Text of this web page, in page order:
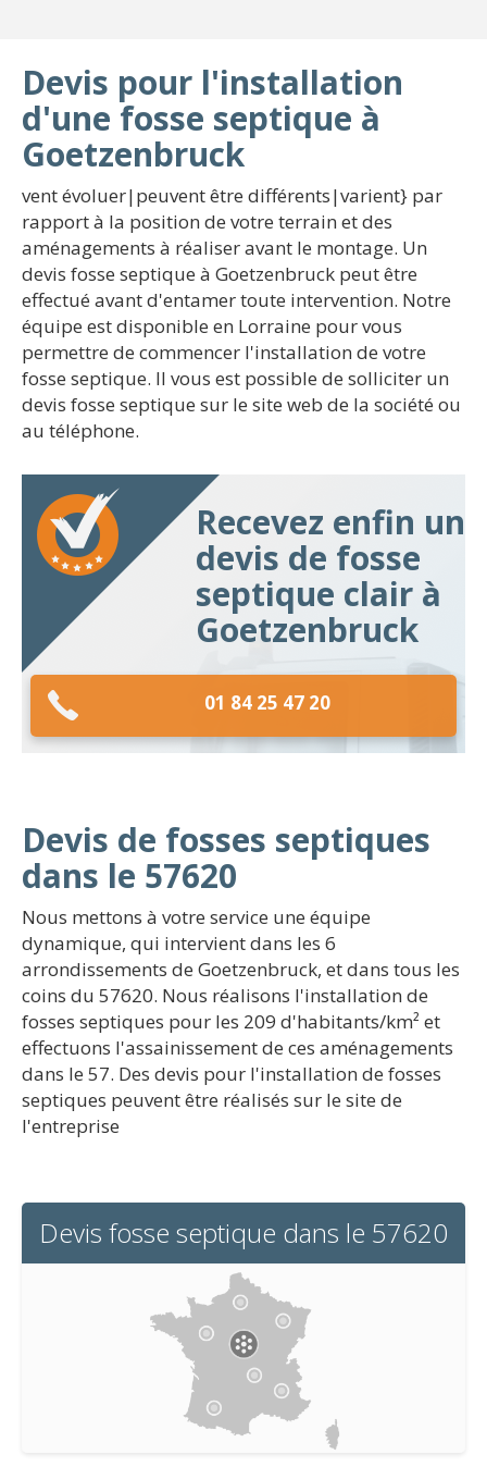
Devis pour l'installation
d'une fosse septique à
Goetzenbruck
vent évoluer|peuvent être différents|varient} par
rapport à la position de votre terrain et des
aménagements à réaliser avant le montage. Un
devis fosse septique à Goetzenbruck peut être
effectué avant d'entamer toute intervention. Notre
équipe est disponible en Lorraine pour vous
permettre de commencer l'installation de votre
fosse septique. Il vous est possible de solliciter un
devis fosse septique sur le site web de la société ou
au téléphone.
Recevez enfin un
devis de fosse
septique clair à
Goetzenbruck
01 84 25 47 20
Devis de fosses septiques
dans le 57620
Nous mettons à votre service une équipe
dynamique, qui intervient dans les 6
arrondissements de Goetzenbruck, et dans tous les
coins du 57620. Nous réalisons l'installation de
fosses septiques pour les 209 d'habitants/km² et
effectuons l'assainissement de ces aménagements
dans le 57. Des devis pour l'installation de fosses
septiques peuvent être réalisés sur le site de
l'entreprise
Devis fosse septique dans le 57620